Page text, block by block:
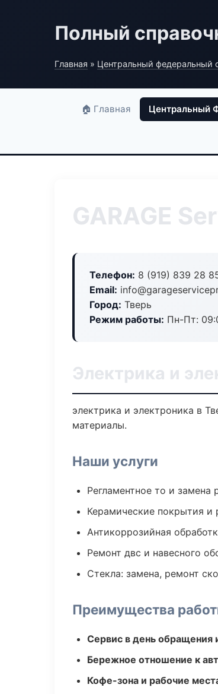
Полный
Главная » Центральный федеральный
🏠 Главная Центральный
GARAGE
Телефон: 8 (919) 839 28
Email:
Город: Тверь
Режим работы: Пн-Пт:
Электрика и
электрика и электроника в
материалы.
Наши услуги
Регламентное то и замена
Керамические покрытия и
Антикоррозийная
Ремонт двс и навесного
Стекла: замена, ремонт
Преимущества
Сервис в день обращения
Бережное отношение к
Кофе-зона и рабочие